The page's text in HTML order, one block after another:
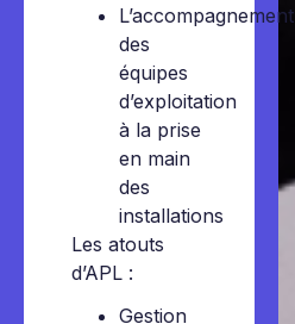
L’accompagnement
des
équipes
d’exploitation
à la prise
en main
des
installations
Les atouts
d’APL :
Gestion